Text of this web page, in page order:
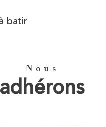
batir
Nous
adhérons